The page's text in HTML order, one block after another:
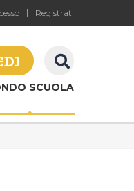
Registrati
SCUOLA